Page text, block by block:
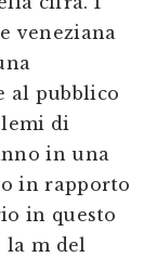
veneziana
al pubblico
di
in una
in rapporto
in questo
la m del